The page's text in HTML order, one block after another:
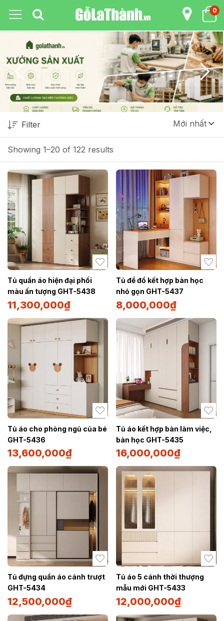
0
Showing 1–20 of 122 results
Filter Mới nhất
Tủ quần áo hiện đại phối
màu ấn tượng GHT-5438
11,300,000₫
Tủ để đồ kết hợp bàn học
nhỏ gọn GHT-5437
8,000,000₫
Tủ áo cho phòng ngủ của bé
GHT-5436
13,600,000₫
Tủ áo kết hợp bàn làm việc,
bàn học GHT-5435
16,000,000₫
Tủ đựng quần áo cánh trượt
GHT-5434
12,500,000₫
Tủ áo 5 cánh thời thượng
mẫu mới GHT-5433
12,000,000₫